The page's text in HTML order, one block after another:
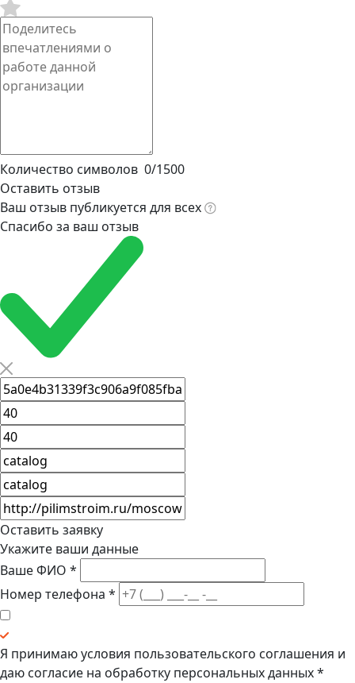
Количество символов 0/1500
Оставить отзыв
Ваш отзыв публикуется для всех
Спасибо за ваш отзыв
Оставить заявку
Укажите ваши данные
Ваше ФИО *
Номер телефона *
Я принимаю условия пользовательского соглашения и
даю согласие на обработку персональных данных*